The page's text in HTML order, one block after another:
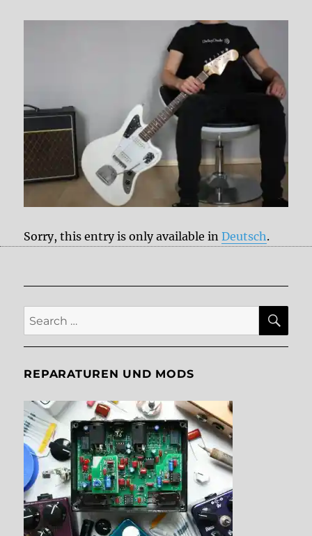
Sorry, this entry is only available inDeutsch.
Search
for:
REPARATUREN UND MODS